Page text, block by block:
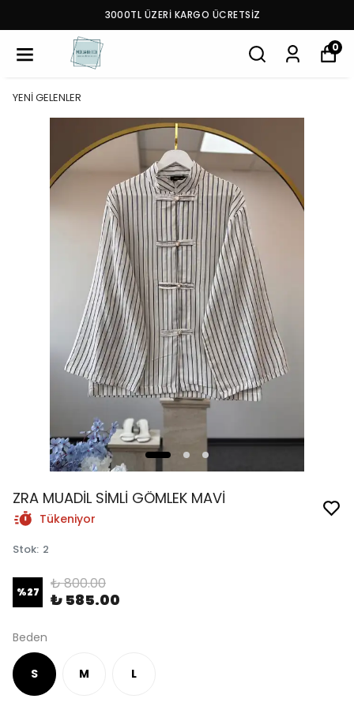
3000TL ÜZERİ KARGO ÜCRETSİZ
0
YENİ GELENLER
ZRA MUADİL SİMLİ GÖMLEK MAVİ
Tükeniyor
Stok: 2
%27 ₺ 800.00
₺ 585.00
Beden
S M L